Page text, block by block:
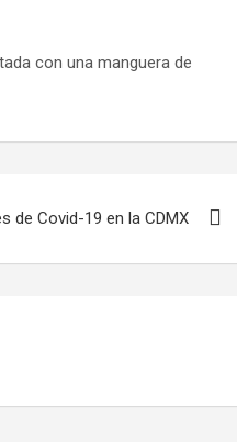
con una manguera de
de Covid-19 en la CDMX